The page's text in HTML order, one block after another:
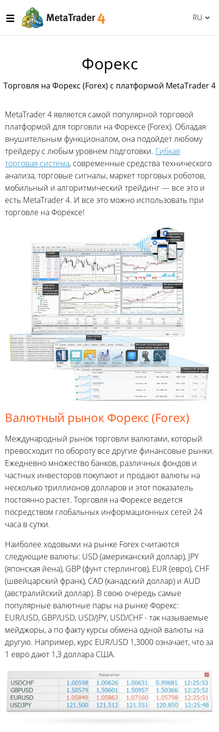
RU
Форекс
Торговля на Форекс (Forex) с платформой MetaTrader 4
MetaTrader 4 является самой популярной торговой
платформой для торговли на Форексе (Forex). Обладая
внушительным функционалом, она подойдет любому
трейдеру с любым уровнем подготовки. Гибкая
торговая система, современные средства технического
анализа, торговые сигналы, маркет торговых роботов,
мобильный и алгоритмический трейдинг — все это и
есть MetaTrader 4. И все это можно использовать при
торговле на Форексе!
Валютный рынок Форекс (Forex)
Международный рынок торговли валютами, который
превосходит по обороту все другие финансовые рынки.
Ежедневно множество банков, различных фондов и
частных инвесторов покупают и продают валюты на
несколько триллионов долларов и этот показатель
постоянно растет. Торговля на Форексе ведется
посредством глобальных информационных сетей 24
часа в сутки.
Наиболее ходовыми на рынке Forex считаются
следующие валюты: USD (американский доллар), JPY
(японская йена), GBP (фунт стерлингов), EUR (евро), CHF
(швейцарский франк), CAD (канадский доллар) и AUD
(австралийский доллар). В свою очередь самые
популярные валютные пары на рынке Форекс:
EUR/USD, GBP/USD, USD/JPY, USD/CHF - так называемые
мейджоры, а по факту курсы обмена одной валюты на
другую. Например, курс EUR/USD 1,3000 означает, что за
1 евро дают 1,3 доллара США.